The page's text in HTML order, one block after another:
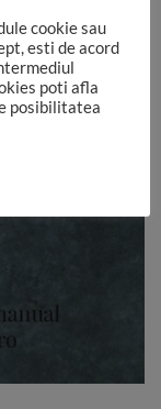
cookie sau
esti de acord
poti afla
posibilitatea